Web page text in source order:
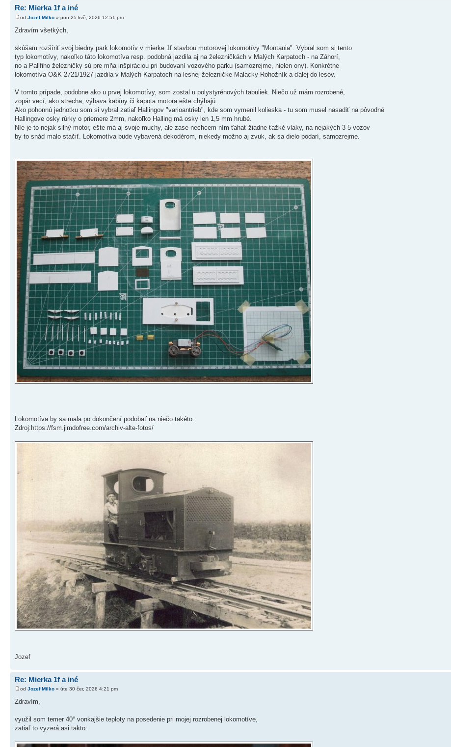
Re: Mierka 1f a iné
od Jozef Milko » pon 25 kvě, 2026 12:51 pm
Zdravím všetkých,
skúšam rozšíriť svoj biedny park lokomotív v mierke 1f stavbou motorovej lokomotívy "Montania". Vybral som si tento
typ lokomotívy, nakoľko táto lokomotíva resp. podobná jazdila aj na železničkách v Malých Karpatoch - na Záhorí,
no a Pallfiho železničky sú pre mňa inšpiráciou pri budovaní vozového parku (samozrejme, nielen ony). Konkrétne
lokomotíva O&K 2721/1927 jazdila v Malých Karpatoch na lesnej železničke Malacky-Rohožník a ďalej do lesov.
V tomto prípade, podobne ako u prvej lokomotívy, som zostal u polystyrénových tabuliek. Niečo už mám rozrobené,
zopár vecí, ako strecha, výbava kabíny či kapota motora ešte chýbajú.
Ako pohonnú jednotku som si vybral zatiaľ Hallingov "varioantrieb", kde som vymenil kolieska - tu som musel nasadiť na pôvodné
Hallingove osky rúrky o priemere 2mm, nakoľko Halling má osky len 1,5 mm hrubé.
NIe je to nejak silný motor, ešte má aj svoje muchy, ale zase nechcem ním ťahať žiadne ťažké vlaky, na nejakých 3-5 vozov
by to snáď malo stačiť. Lokomotíva bude vybavená dekodérom, niekedy možno aj zvuk, ak sa dielo podarí, samozrejme.
Lokomotíva by sa mala po dokončení podobať na niečo takéto:
Zdroj:https://fsm.jimdofree.com/archiv-alte-fotos/
Jozef
Re: Mierka 1f a iné
od Jozef Milko » úte 30 čer, 2026 4:21 pm
Zdravím,
využil som temer 40° vonkajšie teploty na posedenie pri mojej rozrobenej lokomotíve,
zatiaľ to vyzerá asi takto: